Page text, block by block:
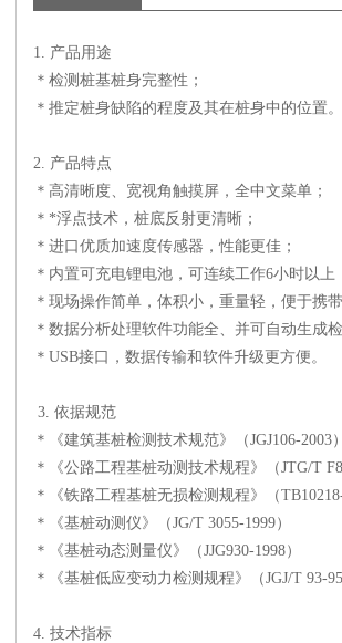
1. 产品用途
＊检测桩基桩身完整性；
＊推定桩身缺陷的程度及其在桩身中的位置。
2. 产品特点
＊高清晰度、宽视角触摸屏，全中文菜单；
＊*浮点技术，桩底反射更清晰；
＊进口优质加速度传感器，性能更佳；
＊内置可充电锂电池，可连续工作6小时以上
＊现场操作简单，体积小，重量轻，便于携带
＊数据分析处理软件功能全、并可自动生成
＊USB接口，数据传输和软件升级更方便。
3. 依据规范
＊《建筑基桩检测技术规范》（JGJ106-2003）
＊《公路工程基桩动测技术规程》（JTG/T
＊《铁路工程基桩无损检测规程》（TB10218-
＊《基桩动测仪》（JG/T 3055-1999）
＊《基桩动态测量仪》（JJG930-1998）
＊《基桩低应变动力检测规程》（JGJ/T 93-95
4. 技术指标